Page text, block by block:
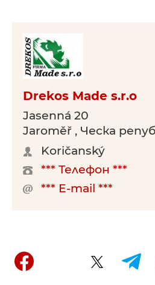
Drekos Made s.r.o
Jasenná 20
Jaroměř , Ческа
Koričanský
*** Телефон ***
*** E-mail ***